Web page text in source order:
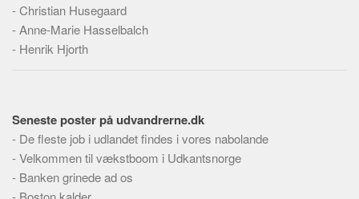
-Christian Husegaard
-Anne-Marie Hasselbalch
- Henrik Hjorth
Seneste poster på udvandrerne.dk
- De fleste job i udlandet findes i vores nabolande
-Velkommen til vækstboom i Udkantsnorge
- Banken grinede ad os